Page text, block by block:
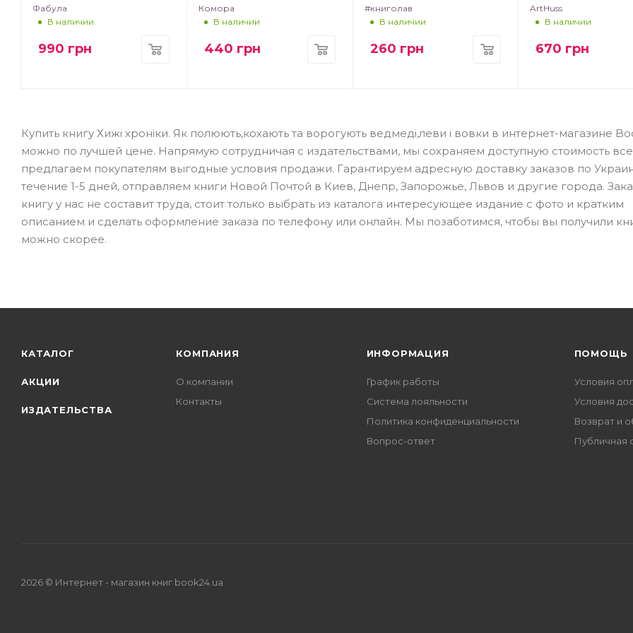
Фабула
В наличии
990 грн
Комора
В наличии
440 грн
#книголав
В наличии
260 грн
ArtHuss
В наличии
670 грн
Купить книгу Хижі хроніки. Як полюють,кохають та ворогують ведмеді,леви і вовки в интернет-магазине
можно по лучшей цене. Напрямую сотрудничая с издательствами, мы сохраняем доступную стоимость
предлагаем покупателям выгодные условия продажи. Гарантируем адресную доставку заказов по
течение 1-5 дней, отправляем книги Новой Почтой в Киев, Днепр, Запорожье, Львов и другие города.
книгу у нас не составит труда, стоит только выбрать из каталога интересующее издание с фото и кратким
описанием и сделать оформление заказа по телефону или онлайн. Мы позаботимся, чтобы вы получили
можно скорее.
КАТАЛОГ
АКЦИИ
ИЗДАТЕЛЬСТВА
КОМПАНИЯ
О компании
Контакты
ИНФОРМАЦИЯ
График работы
Система лояльности
Политика конфиденциальности
Вопрос-ответ
ПОМОЩЬ
Условия
Условия
Возврат и
Публичная
2026 © Интернет - магазин книг book24.ua